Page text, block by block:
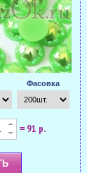
Фасовка
= 91 р.